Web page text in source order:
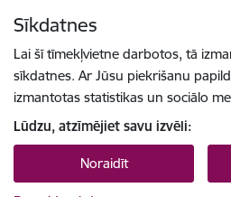
Sīkdatnes
Lai šī tīmekļvietne darbotos, tā
sīkdatnes. Ar Jūsu piekrišanu
izmantotas statistikas un sociālo
Lūdzu, atzīmējiet savu izvēli:
Noraidīt